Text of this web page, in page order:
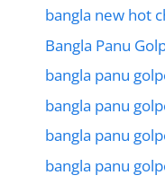
bangla new hot
Bangla Panu
bangla panu
bangla panu
bangla panu
bangla panu